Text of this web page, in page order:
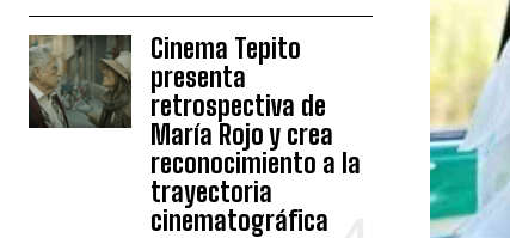
Cinema Tepito
presenta
retrospectiva de
María Rojo y crea
reconocimiento a la
trayectoria
cinematográfica